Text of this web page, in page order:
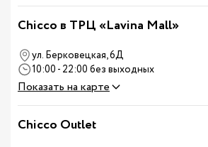
Chicco в ТРЦ «Lavina Mall»
ул. Берковецкая, 6Д
10:00 - 22:00 без выходных
Показать на карте
Chicco Outlet